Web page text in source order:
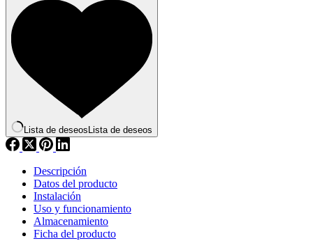
Lista de deseos Lista de deseos
Descripción
Datos del producto
Instalación
Uso y funcionamiento
Almacenamiento
Ficha del producto